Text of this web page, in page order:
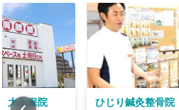
ひじり鍼灸整骨院
大久保院